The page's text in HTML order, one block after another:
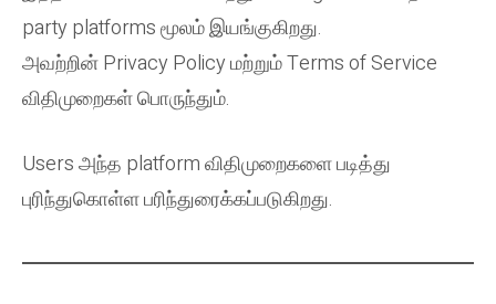
party platforms மூலம் இயங்குகிறது.
அவற்றின் Privacy Policy மற்றும் Terms of Service
விதிமுறைகள் பொருந்தும்.
Users அந்த platform விதிமுறைகளை படித்து
புரிந்துகொள்ள பரிந்துரைக்கப்படுகிறது.